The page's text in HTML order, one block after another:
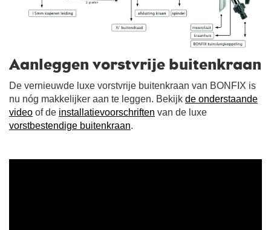
Aanleggen vorstvrije buitenkraan
De vernieuwde luxe vorstvrije buitenkraan van BONFIX is
nu nóg makkelijker aan te leggen. Bekijk de onderstaande
video of de installatievoorschriften van de luxe
vorstbestendige buitenkraan.